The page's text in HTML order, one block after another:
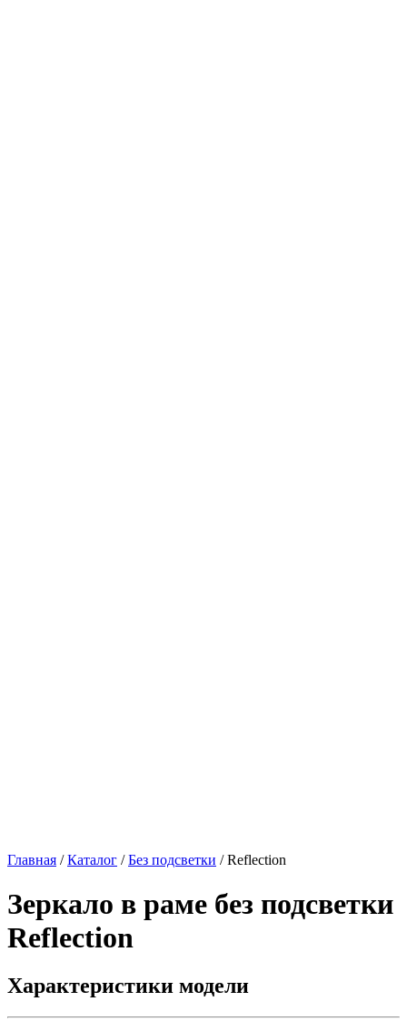
Главная /Каталог /Без подсветки /Reflection
Зеркало в раме без подсветки
Reflection
Характеристики модели